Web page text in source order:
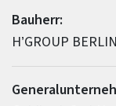
Bauherr:
H’GROUP